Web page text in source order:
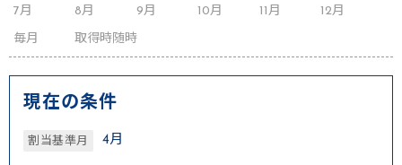
7月 8月 9月 10月 11月 12月
毎月 取得時随時
現在の条件
割当基準月 4月